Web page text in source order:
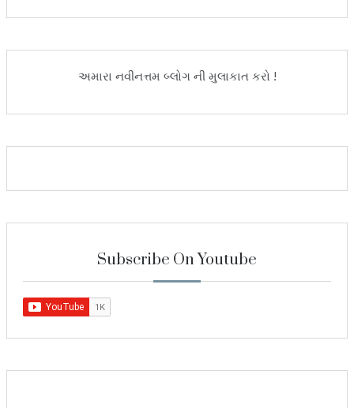
અમારા નવીનત્તમ બ્લોગ ની મુલાકાત કરો !
Subscribe On Youtube